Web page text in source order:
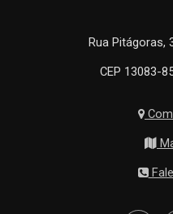
Rua Pitágoras,
CEP 13083-